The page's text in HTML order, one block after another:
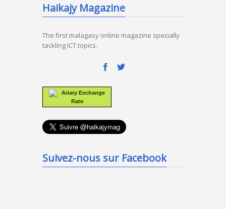
Haikajy Magazine
The first malagasy online magazine specially
tackling ICT topics.
Ariary Exchange
Rate
Suivez-nous sur Facebook